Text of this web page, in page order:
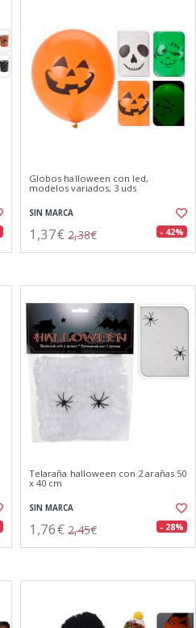
Globos halloween con led,
modelos variados, 3 uds
SIN MARCA
1,37€ 2,38€ - 42%
Telaraña halloween con 2 arañas 50
x 40 cm
SIN MARCA
1,76€ 2,45€ - 28%